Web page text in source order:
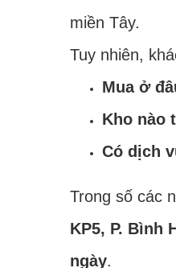
miền Tây.
Tuy nhiên,
Mua ở
Kho nào
Có dịch
Trong số các
KP5, P. Bình
ngày.